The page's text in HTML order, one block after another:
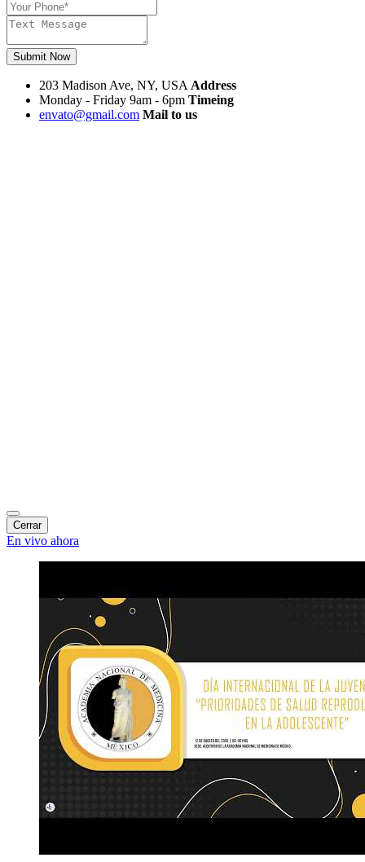
Submit Now
203 Madison Ave, NY, USA Address
Monday - Friday 9am - 6pm Timeing
envato@gmail.com Mail to us
Cerrar
En vivo ahora